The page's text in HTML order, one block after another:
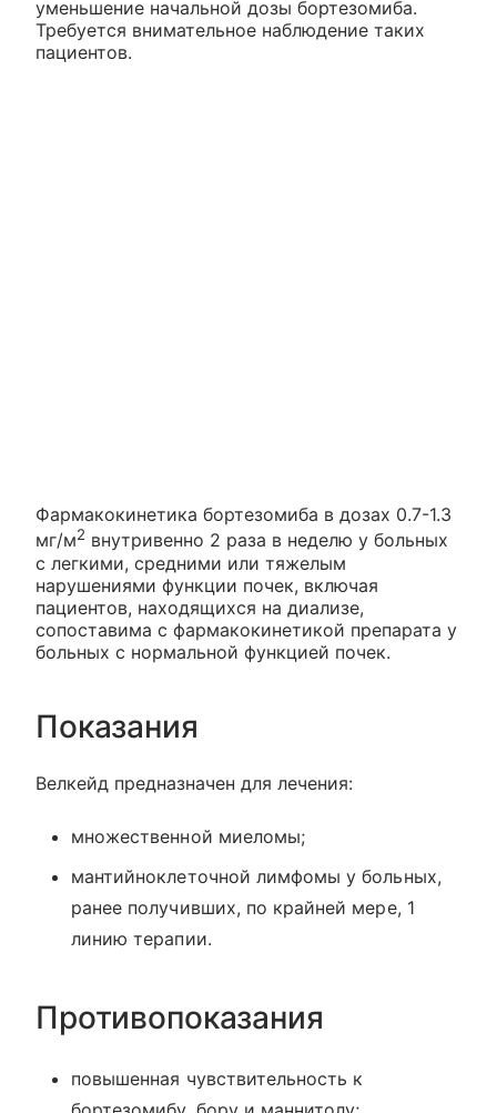
уменьшение начальной дозы бортезомиба.
Требуется внимательное наблюдение таких
пациентов.
Фармакокинетика бортезомиба в дозах 0.7-1.3
мг/м2 внутривенно 2 раза в неделю у больных
с легкими, средними или тяжелым
нарушениями функции почек, включая
пациентов, находящихся на диализе,
сопоставима с фармакокинетикой препарата у
больных с нормальной функцией почек.
Показания
Велкейд предназначен для лечения:
множественной миеломы;
мантийноклеточной лимфомы у больных,
ранее получивших, по крайней мере, 1
линию терапии.
Противопоказания
повышенная чувствительность к